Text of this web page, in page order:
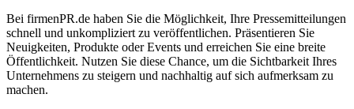
Bei firmenPR.de haben Sie die Möglichkeit, Ihre Pressemitteilungen
schnell und unkompliziert zu veröffentlichen. Präsentieren Sie
Neuigkeiten, Produkte oder Events und erreichen Sie eine breite
Öffentlichkeit. Nutzen Sie diese Chance, um die Sichtbarkeit Ihres
Unternehmens zu steigern und nachhaltig auf sich aufmerksam zu
machen.